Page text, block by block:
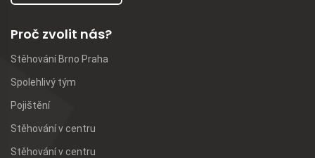
Proč zvolit nás?
Stěhování Brno Praha
Spolehlivý tým
Pojištění
Stěhování v centru
Stěhování v centru